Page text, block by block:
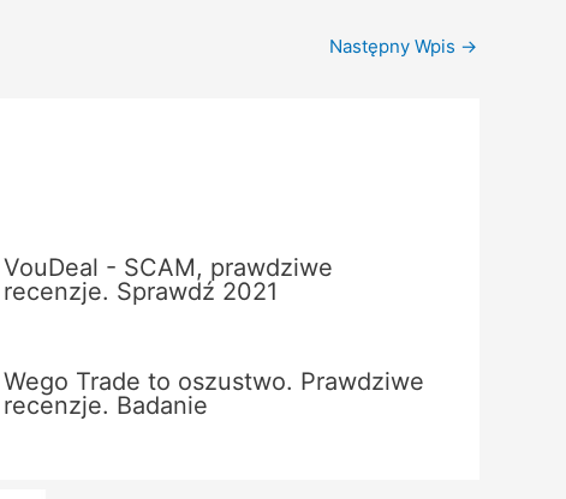
Następny Wpis →
VouDeal - SCAM, prawdziwe
recenzje. Sprawdź 2021
Wego Trade to oszustwo. Prawdziwe
recenzje. Badanie